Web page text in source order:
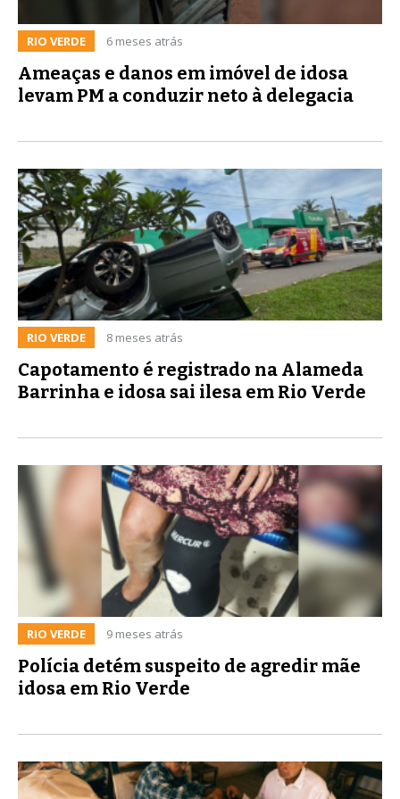
RIO VERDE 6 meses atrás
Ameaças e danos em imóvel de idosa
levam PM a conduzir neto à delegacia
RIO VERDE 8 meses atrás
Capotamento é registrado na Alameda
Barrinha e idosa sai ilesa em Rio Verde
RIO VERDE 9 meses atrás
Polícia detém suspeito de agredir mãe
idosa em Rio Verde